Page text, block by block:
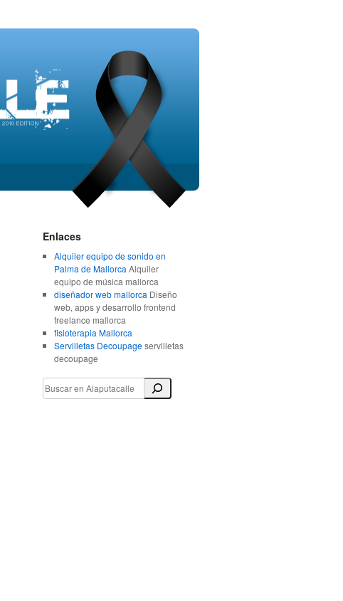
Enlaces
Alquiler equipo de sonido en
Palma de Mallorca Alquiler
equipo de música mallorca
diseñador web mallorca Diseño
web, apps y desarrollo frontend
freelance mallorca
fisioterapia Mallorca
Servilletas Decoupageservilletas
decoupage